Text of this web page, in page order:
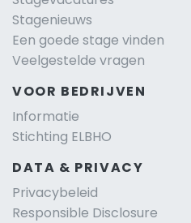
Stagenieuws
Een goede stage vinden
Veelgestelde vragen
VOOR BEDRIJVEN
Informatie
Stichting ELBHO
DATA & PRIVACY
Privacybeleid
Responsible Disclosure